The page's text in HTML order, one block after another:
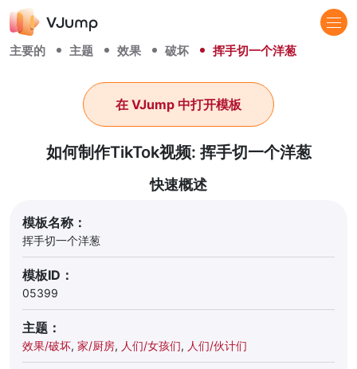
主要的 主题 效果 破坏 挥手切一个洋葱
如何制作TikTok视频: 挥手切一个洋葱
在 VJump 中打开模板
快速概述
模板名称：
挥手切一个洋葱
模板ID：
05399
主题：
效果/破坏, 家/厨房, 人们/女孩们, 人们/伙计们